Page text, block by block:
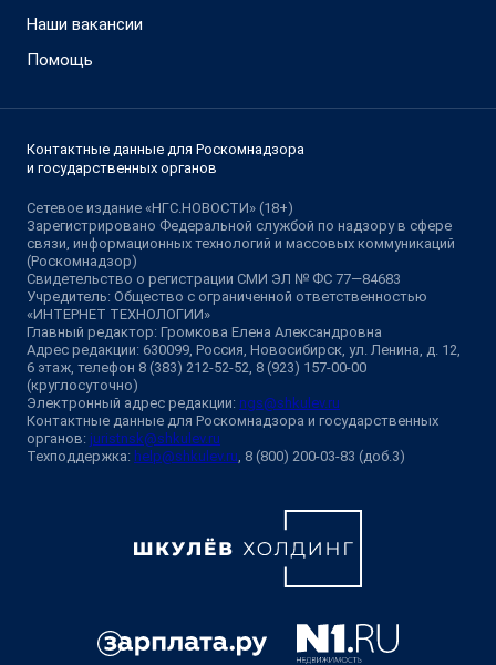
Наши вакансии
Помощь
Контактные данные для Роскомнадзора
и государственных органов
Сетевое издание «НГС.НОВОСТИ» (18+)
Зарегистрировано Федеральной службой по надзору в сфере
связи, информационных технологий и массовых коммуникаций
(Роскомнадзор)
Свидетельство о регистрации СМИ ЭЛ № ФС 77—84683
Учредитель: Общество с ограниченной ответственностью
«ИНТЕРНЕТ ТЕХНОЛОГИИ»
Главный редактор: Громкова Елена Александровна
Адрес редакции: 630099, Россия, Новосибирск, ул. Ленина, д. 12,
6 этаж, телефон 8 (383) 212-52-52, 8 (923) 157-00-00
(круглосуточно)
Электронный адрес редакции: ngs@shkulev.ru
Контактные данные для Роскомнадзора и государственных
органов: juristnsk@shkulev.ru
Техподдержка: help@shkulev.ru, 8 (800) 200-03-83 (доб.3)